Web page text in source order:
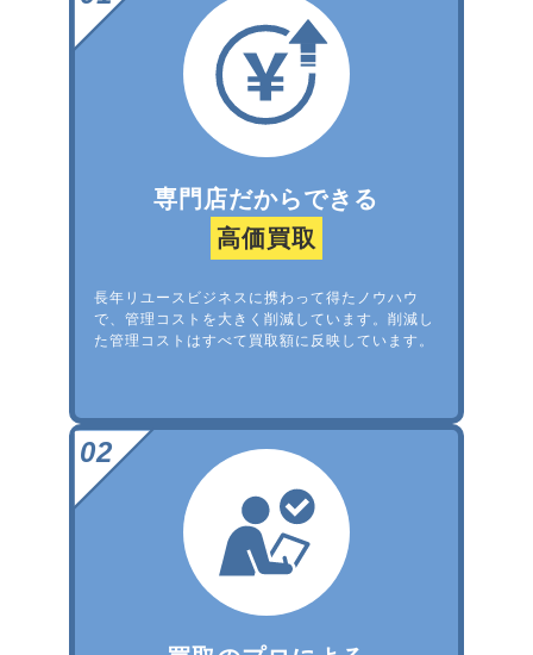
専門店だからできる
高価買取
長年リユースビジネスに携わって得たノウハウ
で、管理コストを大きく削減しています。削減し
た管理コストはすべて買取額に反映しています。